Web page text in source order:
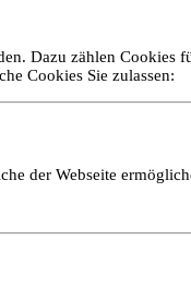
Dazu zählen Cookies
Cookies Sie zulassen:
der Webseite